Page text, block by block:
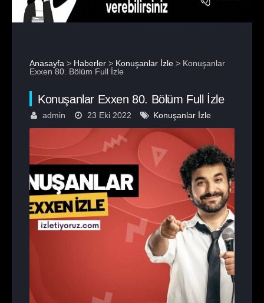
Anasayfa > Haberler > Konuşanlar İzle > Konuşanlar
Exxen 80. Bölüm Full İzle
Konuşanlar Exxen 80. Bölüm Full İzle
admin 23 Eki 2022 Konuşanlar İzle